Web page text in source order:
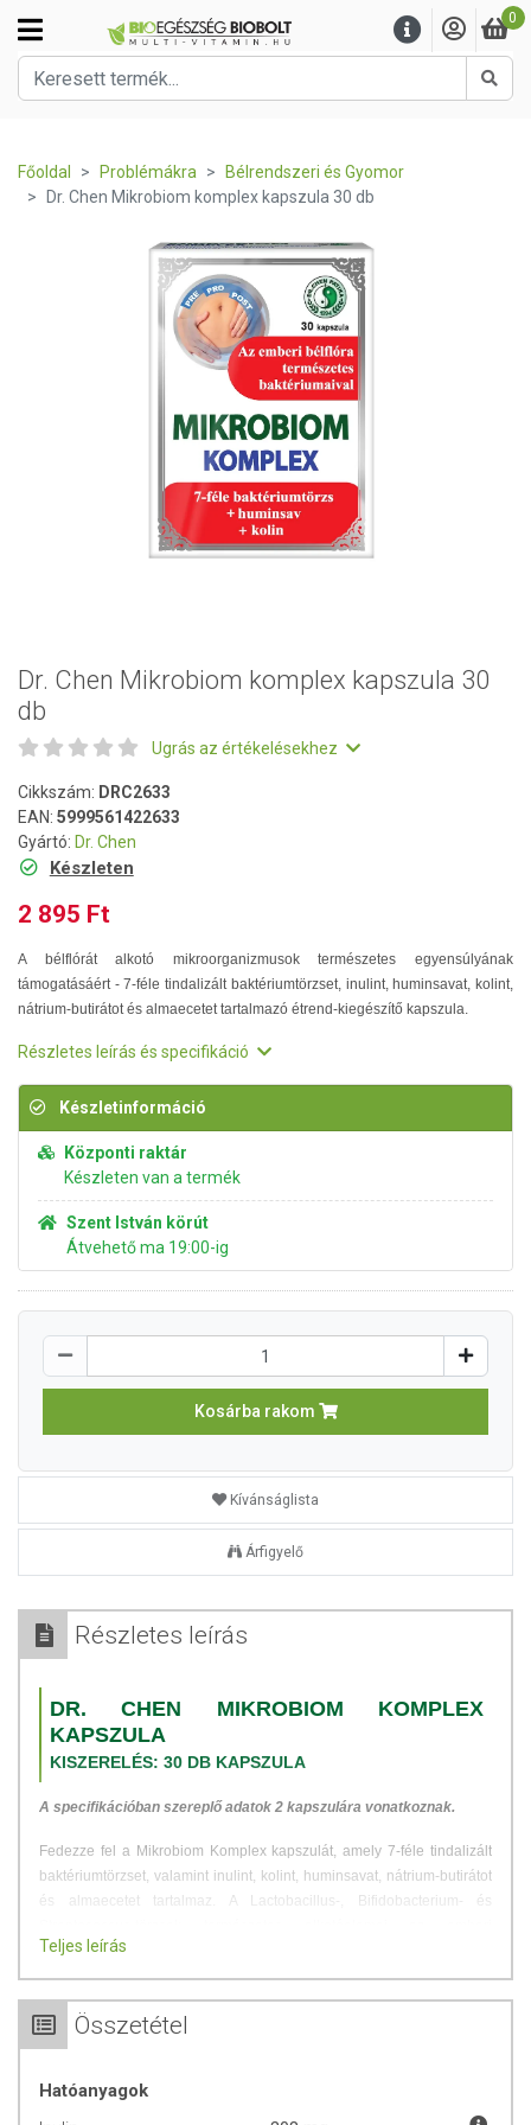
0
Főoldal Problémákra
Bélrendszeri és Gyomor
Dr. Chen Mikrobiom komplex kapszula 30 db
Dr. Chen Mikrobiom komplex kapszula 30
db
Ugrás az értékelésekhez
Cikkszám: DRC2633
EAN: 5999561422633
Gyártó: Dr. Chen
Készleten
2 895 Ft
A bélflórát alkotó mikroorganizmusok természetes egyensúlyának
támogatásáért - 7-féle tindalizált baktériumtörzset, inulint, huminsavat, kolint,
nátrium-butirátot és almaecetet tartalmazó étrend-kiegészítő kapszula.
Részletes leírás és specifikáció
Készletinformáció
Központi raktár
Készleten van a termék
Szent István körút
Átvehető ma 19:00-ig
Kosárba rakom
Kívánságlista
Árfigyelő
Részletes leírás
DR. CHEN MIKROBIOM KOMPLEX
KAPSZULA
KISZERELÉS: 30 DB KAPSZULA
A specifikációban szereplő adatok 2 kapszulára vonatkoznak.
Fedezze fel a Mikrobiom Komplex kapszulát, amely 7-féle tindalizált
baktériumtörzset, valamint inulint, kolint, huminsavat, nátrium-butirátot
és almaecetet tartalmaz. A Lactobacillus-, Bifidobacterium- és
bélflórának, a kíméletes hőkezelésnek köszönhetően pedig hatásukat
hosszú távon megőrzik.
A formula inulinnal, egy természetes rosttal egészül ki, míg
vegyületként teszi teljessé az összetételt.
Teljes leírás
Összetétel
Hatóanyagok